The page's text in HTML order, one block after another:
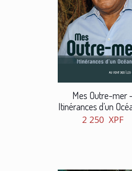
Mes Outre-mer
Itinérances d’un
2 250 XPF